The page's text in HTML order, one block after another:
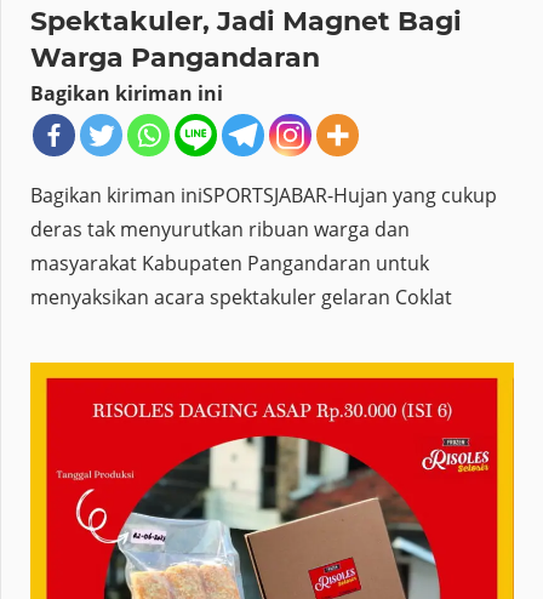
Spektakuler, Jadi Magnet Bagi
Warga Pangandaran
Bagikan kiriman ini
Bagikan kiriman iniSPORTSJABAR-Hujan yang cukup
deras tak menyurutkan ribuan warga dan
masyarakat Kabupaten Pangandaran untuk
menyaksikan acara spektakuler gelaran Coklat